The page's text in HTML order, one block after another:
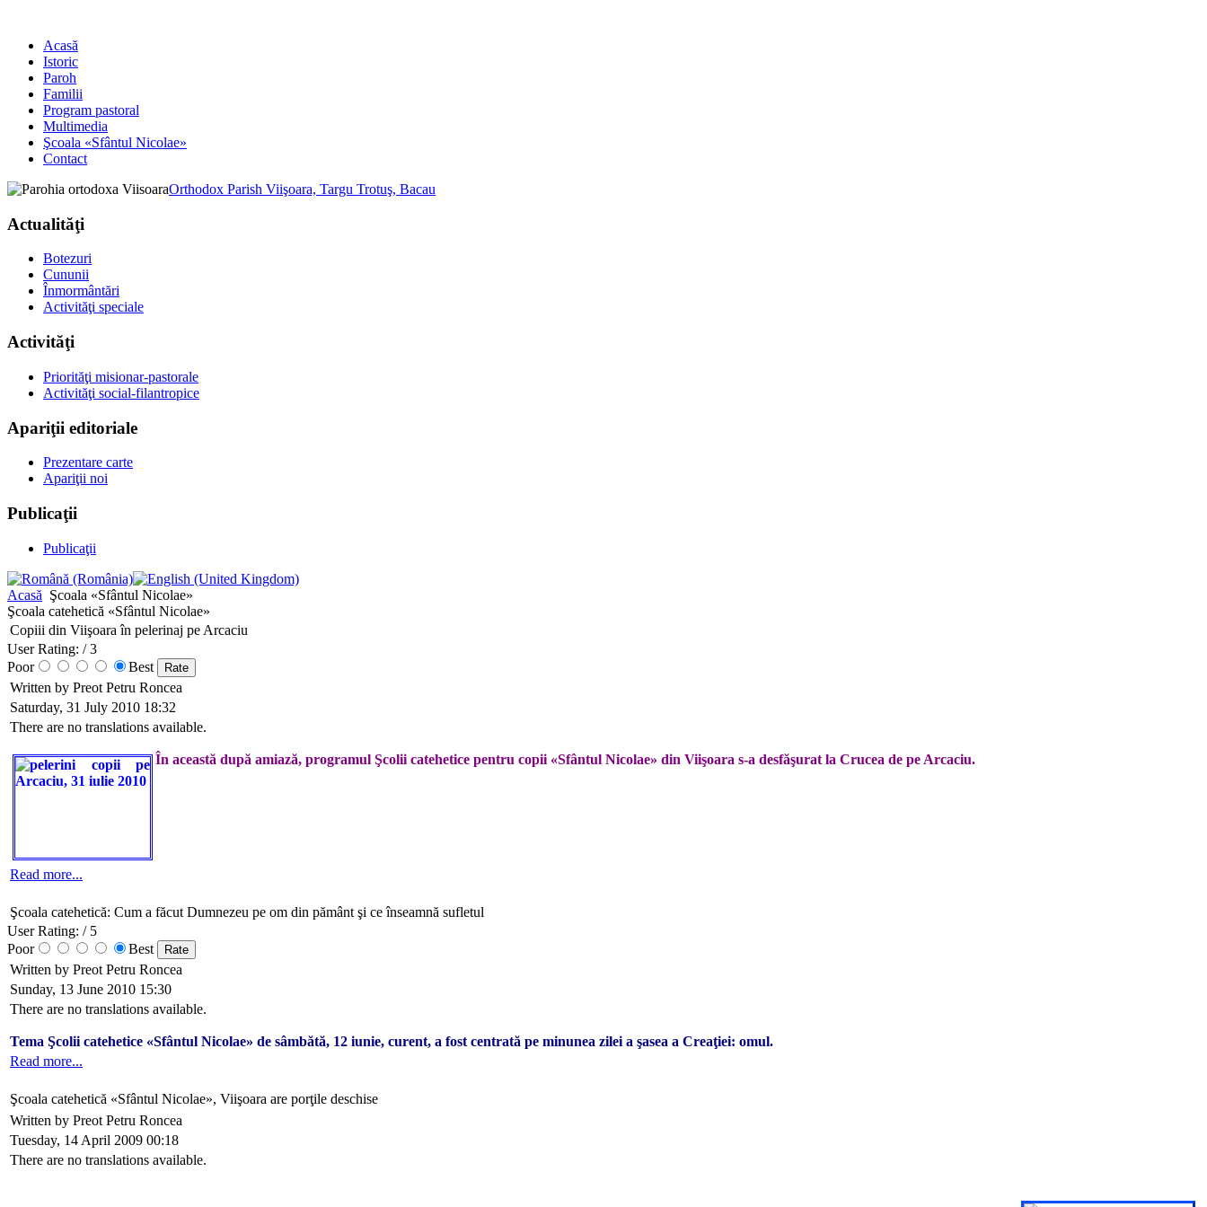
Acasă
Istoric
Paroh
Familii
Program pastoral
Multimedia
Şcoala «Sfântul Nicolae»
Contact
Orthodox Parish Viişoara, Targu Trotuş, Bacau
Actualităţi
Botezuri
Cununii
Înmormântări
Activităţi speciale
Activităţi
Priorităţi misionar-pastorale
Activităţi social-filantropice
Apariţii editoriale
Prezentare carte
Apariţii noi
Publicaţii
Publicaţii
Acasă Şcoala «Sfântul Nicolae»
Şcoala catehetică «Sfântul Nicolae»
Copiii din Viişoara în pelerinaj pe Arcaciu
User Rating: / 3
Poor
Best
Written by Preot Petru Roncea
Saturday, 31 July 2010 18:32
There are no translations available.
În această după amiază, programul Şcolii catehetice pentru copii «Sfântul Nicolae» din Viişoara s-a desfăşurat la Crucea de pe Arcaciu.
Read more...
Şcoala catehetică: Cum a făcut Dumnezeu pe om din pământ şi ce înseamnă sufletul
User Rating: / 5
Poor
Best
Written by Preot Petru Roncea
Sunday, 13 June 2010 15:30
There are no translations available.
Tema Şcolii catehetice «Sfântul Nicolae» de sâmbătă, 12 iunie, curent, a fost centrată pe minunea zilei a şasea a Creaţiei: omul.
Read more...
Şcoala catehetică «Sfântul Nicolae», Viişoara are porţile deschise
Written by Preot Petru Roncea
Tuesday, 14 April 2009 00:18
There are no translations available.